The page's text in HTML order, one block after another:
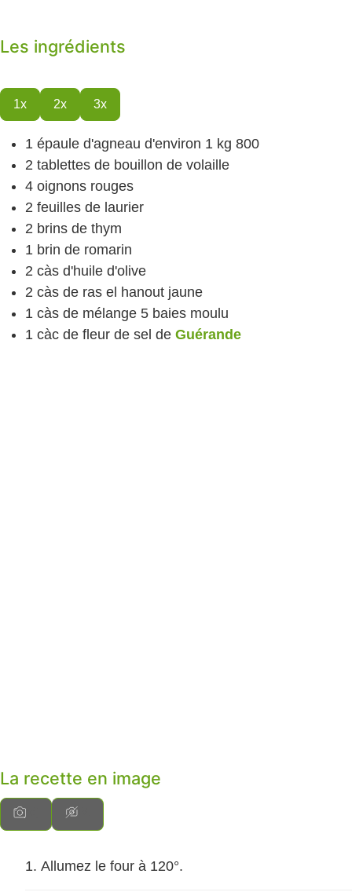
Les ingrédients
1x 2x 3x
1 épaule d'agneau d'environ 1 kg 800
2 tablettes de bouillon de volaille
4 oignons rouges
2 feuilles de laurier
2 brins de thym
1 brin de romarin
2 càs d'huile d'olive
2 càs de ras el hanout jaune
1 càs de mélange 5 baies moulu
1 càc de fleur de sel de Guérande
La recette en image
Allumez le four à 120°.